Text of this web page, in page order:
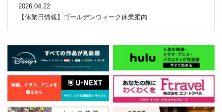
2026.04.22
【休業日情報】ゴールデンウィーク休業案内